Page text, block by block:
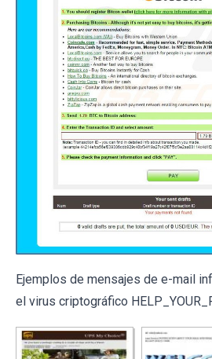
Ejemplos de mensajes de e-mail
el virus criptográfico